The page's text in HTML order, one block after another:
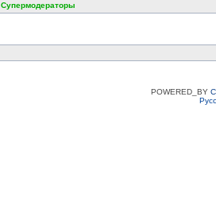
Супермодераторы
POWERED_BY